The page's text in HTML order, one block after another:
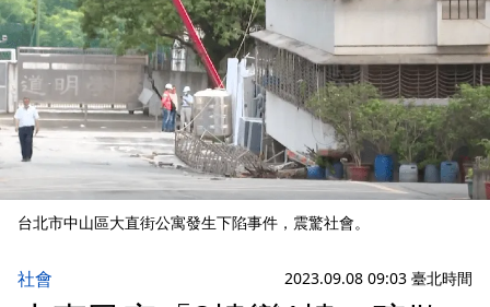
台北市中山區大直街公寓發生下陷事件，震驚社會。
社會 2023.09.08 09:03 臺北時間